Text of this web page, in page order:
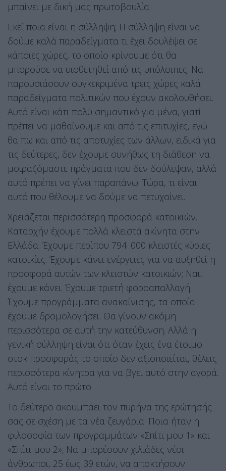
μπαίνει με δική μας πρωτοβουλία.
Εκεί ποια είναι η σύλληψη; Η σύλληψη είναι να
δούμε καλά παραδείγματα τι έχει δουλέψει σε
κάποιες χώρες, το οποίο κρίνουμε ότι θα
μπορούσε να υιοθετηθεί από τις υπόλοιπες. Να
παρουσιάσουν συγκεκριμένα τρεις χώρες καλά
παραδείγματα πολιτικών που έχουν ακολουθήσει.
Αυτό είναι κάτι πολύ σημαντικό για μένα, γιατί
πρέπει να μαθαίνουμε και από τις επιτυχίες, εγώ
θα πω και από τις αποτυχίες των άλλων, ειδικά για
τις δεύτερες, δεν έχουμε συνήθως τη διάθεση να
μοιραζόμαστε πράγματα που δεν δούλεψαν, αλλά
αυτό πρέπει να γίνει παραπάνω. Τώρα, τι είναι
αυτό που θέλουμε να δούμε να πετυχαίνει.
Χρειάζεται περισσότερη προσφορά κατοικιών.
Καταρχήν έχουμε πολλά κλειστά ακίνητα στην
Ελλάδα. Έχουμε περίπου 794 .000 κλειστές κύριες
κατοικίες. Έχουμε κάνει ενέργειες για να αυξηθεί η
προσφορά αυτών των κλειστών κατοικιών; Ναι,
έχουμε κάνει. Έχουμε τριετή φοροαπαλλαγή.
Έχουμε προγράμματα ανακαίνισης, τα οποία
έχουμε δρομολογήσει. Θα γίνουν ακόμη
περισσότερα σε αυτή την κατεύθυνση. Αλλά η
γενική σύλληψη είναι ότι όταν έχεις ένα έτοιμο
στοκ προσφοράς το οποίο δεν αξιοποιείται, θέλεις
περισσότερα κίνητρα για να βγει αυτό στην αγορά.
Αυτό είναι το πρώτο.
Το δεύτερο ακουμπάει τον πυρήνα της ερώτησής
σας σε σχέση με τα νέα ζευγάρια. Ποια ήταν η
φιλοσοφία των προγραμμάτων «Σπίτι μου 1» και
«Σπίτι μου 2»; Να μπορέσουν χιλιάδες νέοι
άνθρωποι, 25 έως 39 ετών, να αποκτήσουν